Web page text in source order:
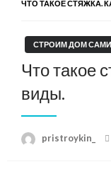
ЧТО ТАКОЕ СТЯЖКА.
СТРОИМ ДОМ САМИ
Что такое
виды.
pristroykin_